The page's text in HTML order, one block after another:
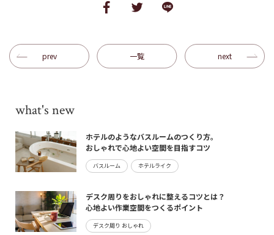
prev next
一覧
what's new
ホテルのようなバスルームのつくり方。
おしゃれで心地よい空間を目指すコツ
バスルーム ホテルライク
デスク周りをおしゃれに整えるコツとは？
心地よい作業空間をつくるポイント
デスク周り おしゃれ